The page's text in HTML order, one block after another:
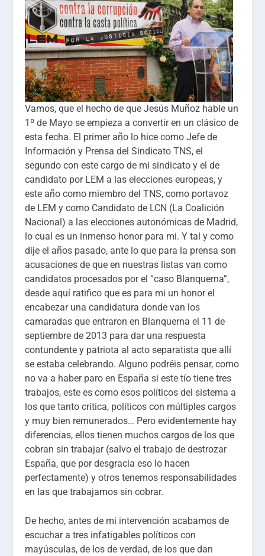
Vamos, que el hecho de que Jesús Muñoz hable un
1º de Mayo se empieza a convertir en un clásico de
esta fecha. El primer año lo hice como Jefe de
Información y Prensa del Sindicato TNS, el
segundo con este cargo de mi sindicato y el de
candidato por LEM a las elecciones europeas, y
este año como miembro del TNS, como portavoz
de LEM y como Candidato de LCN (La Coalición
Nacional) a las elecciones autonómicas de Madrid,
lo cual es un inmenso honor para mi. Y tal y como
dije el años pasado, ante lo que para la prensa son
acusaciones de que en nuestras listas van como
candidatos procesados por el “caso Blanquerna”,
desde aquí ratifico que es para mi un honor el
encabezar una candidatura donde van los
camaradas que entraron en Blanquerna el 11 de
septiembre de 2013 para dar una respuesta
contundente y patriota al acto separatista que allí
se estaba celebrando. Alguno podréis pensar, como
no va a haber paro en España si este tío tiene tres
trabajos, este es como esos políticos del sistema a
los que tanto critica, políticos con múltiples cargos
y muy bien remunerados… Pero evidentemente hay
diferencias, ellos tienen muchos cargos de los que
cobran sin trabajar (salvo el trabajo de destrozar
España, que por desgracia eso lo hacen
perfectamente) y otros tenemos responsabilidades
en las que trabajamos sin cobrar.
De hecho, antes de mi intervención acabamos de
escuchar a tres infatigables políticos con
mayúsculas, de los de verdad, de los que dan